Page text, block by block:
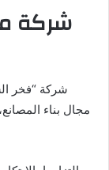
شركة
شركة “فخر
مجال بناء